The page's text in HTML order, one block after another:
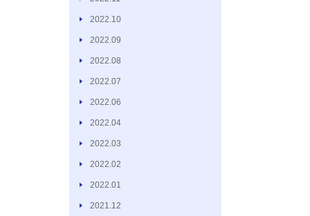
2022.10
2022.09
2022.08
2022.07
2022.06
2022.04
2022.03
2022.02
2022.01
2021.12